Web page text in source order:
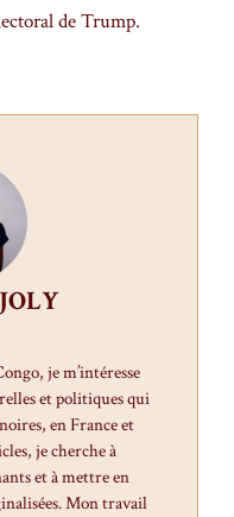
de Trump.
je m’intéresse
et politiques qui
en France et
je cherche à
et à mettre en
Mon travail